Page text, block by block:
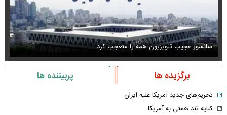
سانسور عجیب تلویزیون همه را متعجب کرد
برگزیده ها پربیننده ها
تحریم‌های جدید آمریکا علیه ایران
کنایه تند همتی به آمریکا